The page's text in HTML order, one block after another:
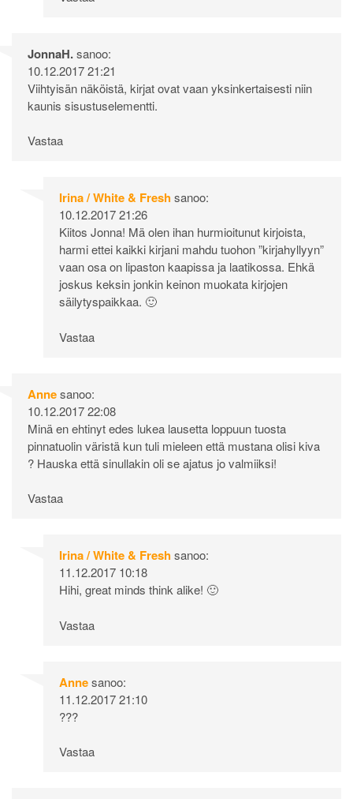
JonnaH.sanoo:
10.12.2017 21:21
Viihtyisän näköistä, kirjat ovat vaan yksinkertaisesti niin
kaunis sisustuselementti.
Vastaa
Irina / White & Freshsanoo:
10.12.2017 21:26
Kiitos Jonna! Mä olen ihan hurmioitunut kirjoista,
harmi ettei kaikki kirjani mahdu tuohon ”kirjahyllyyn”
vaan osa on lipaston kaapissa ja laatikossa. Ehkä
joskus keksin jonkin keinon muokata kirjojen
säilytyspaikkaa. 🙂
Vastaa
Annesanoo:
10.12.2017 22:08
Minä en ehtinyt edes lukea lausetta loppuun tuosta
pinnatuolin väristä kun tuli mieleen että mustana olisi kiva
? Hauska että sinullakin oli se ajatus jo valmiiksi!
Vastaa
Irina / White & Freshsanoo:
11.12.2017 10:18
Hihi, great minds think alike! 🙂
Vastaa
Annesanoo:
11.12.2017 21:10
???
Vastaa